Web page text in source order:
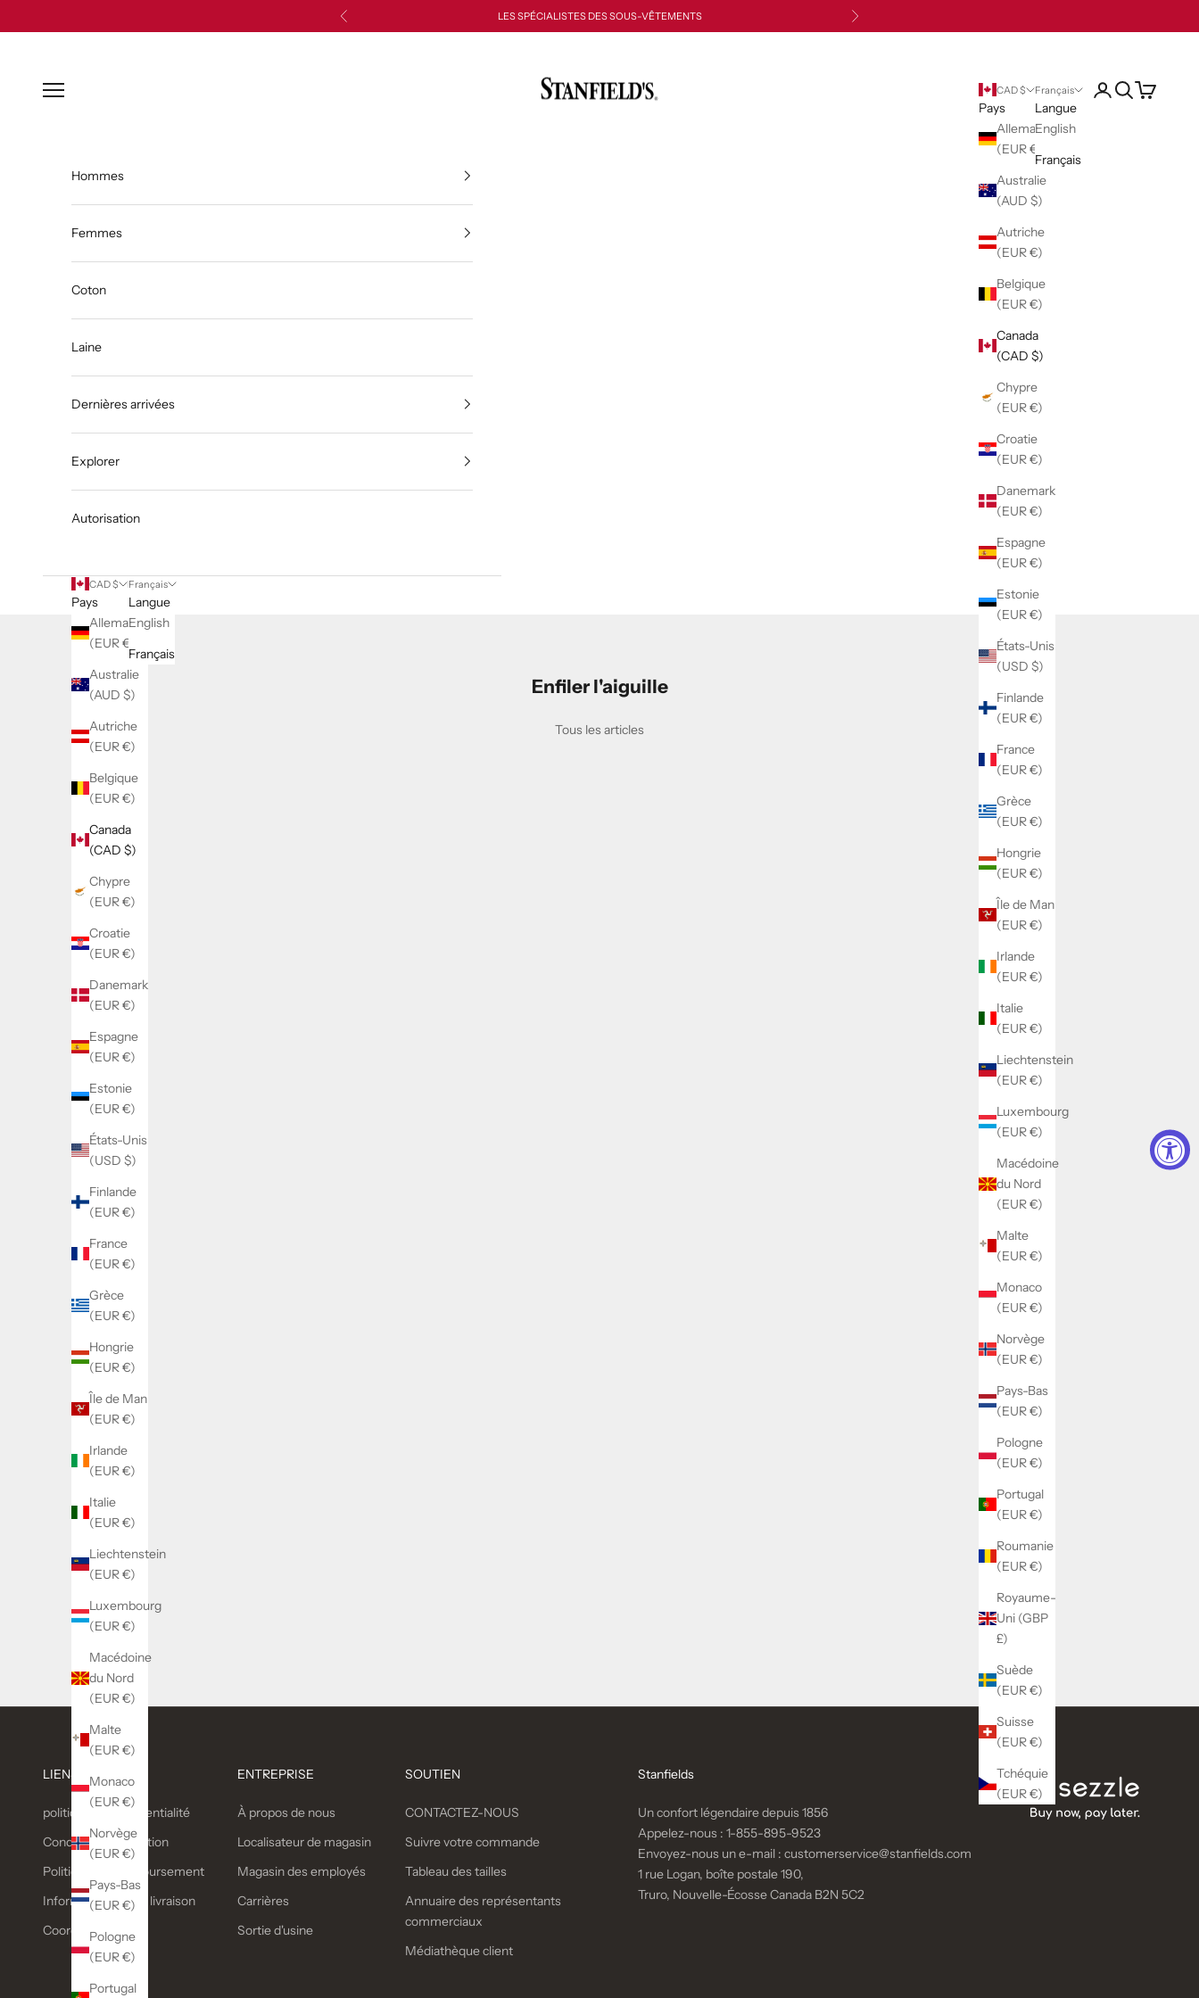
Précédent LES SPÉCIALISTES DES SOUS-VÊTEMENTS Suivant
Ouvrir la navigation
CAD $
Pays
Allemagne
(EUR €)
Australie
(AUD $)
Autriche
(EUR €)
Belgique
(EUR €)
Canada
(CAD $)
Chypre
(EUR €)
Croatie
(EUR €)
Danemark
(EUR €)
Espagne
(EUR €)
Estonie
(EUR €)
États-Unis
(USD $)
Finlande
(EUR €)
France
(EUR €)
Grèce
(EUR €)
Hongrie
(EUR €)
Île de Man
(EUR €)
Irlande
(EUR €)
Italie
(EUR €)
Liechtenstein
(EUR €)
Luxembourg
(EUR €)
Macédoine
du Nord
(EUR €)
Malte
(EUR €)
Monaco
(EUR €)
Norvège
(EUR €)
Pays-Bas
(EUR €)
Pologne
(EUR €)
Portugal
(EUR €)
Roumanie
(EUR €)
Royaume-
Uni (GBP
£)
Suède
(EUR €)
Suisse
(EUR €)
Tchéquie
(EUR €)
Français
Langue
English
Français
Ouvrir le compte
Ouvrir la
Voir le
Hommes
Femmes
Coton
Laine
Dernières arrivées
Explorer
Autorisation
CAD $
Pays
Allemagne
(EUR €)
Australie
(AUD $)
Autriche
(EUR €)
Belgique
(EUR €)
Canada
(CAD $)
Chypre
(EUR €)
Croatie
(EUR €)
Danemark
(EUR €)
Espagne
(EUR €)
Estonie
(EUR €)
États-Unis
(USD $)
Finlande
(EUR €)
France
(EUR €)
Grèce
(EUR €)
Hongrie
(EUR €)
Île de Man
(EUR €)
Irlande
(EUR €)
Italie
(EUR €)
Liechtenstein
(EUR €)
Luxembourg
(EUR €)
Macédoine
du Nord
(EUR €)
Malte
(EUR €)
Monaco
(EUR €)
Norvège
(EUR €)
Pays-Bas
(EUR €)
Pologne
(EUR €)
Portugal
Français
Langue
English
Français
Enfiler l'aiguille
Tous les articles
Plus de 3 millions de mètres de tissu de blouse d'isolation jetable de niveau 3 en stock !
employment
Une lettre ouverte à l'honorable Chrystia Freeland, vice-
première ministre et ministre des Finances.
"Nous sommes prêts et disposés à faire partie de la solution.
Nous avons prouvé que nous pouvons faire le travail, et
nous sommes prêts à le faire à nouveau." - Président,
En savoir plus
LIENS UTILES
politique de confidentialité
Conditions d'utilisation
Politique de remboursement
Informations sur la livraison
Coordonnées
ENTREPRISE
À propos de nous
Localisateur de magasin
Magasin des employés
Carrières
Sortie d'usine
SOUTIEN
CONTACTEZ-NOUS
Suivre votre commande
Tableau des tailles
Annuaire des représentants
commerciaux
Médiathèque client
Stanfields
Un confort légendaire depuis 1856
Appelez-nous : 1-855-895-9523
Envoyez-nous un e-mail : customerservice@stanfields.com
1 rue Logan, boîte postale 190,
Truro, Nouvelle-Écosse Canada B2N 5C2